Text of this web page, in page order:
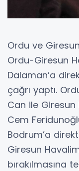
Ordu ve
Ordu-Giresun
Dalaman’a
çağrı yaptı.
Can ile Giresun
Cem
Bodrum’a
Giresun
bırakılmasına